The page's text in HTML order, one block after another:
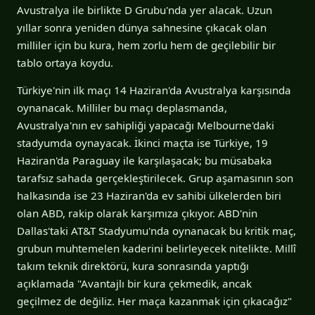
Avustralya ile birlikte D Grubu'nda yer alacak. Uzun
yıllar sonra yeniden dünya sahnesine çıkacak olan
milliler için bu kura, hem zorlu hem de geçilebilir bir
tablo ortaya koydu.
Türkiye'nin ilk maçı 14 Haziran'da Avustralya karşısında
oynanacak. Milliler bu maçı deplasmanda,
Avustralya'nın ev sahipliği yapacağı Melbourne'daki
stadyumda oynayacak. İkinci maçta ise Türkiye, 19
Haziran'da Paraguay ile karşılaşacak; bu müsabaka
tarafsız sahada gerçekleştirilecek. Grup aşamasının son
halkasında ise 23 Haziran'da ev sahibi ülkelerden biri
olan ABD, rakip olarak karşımıza çıkıyor. ABD'nin
Dallas'taki AT&T Stadyumu'nda oynanacak bu kritik maç,
grubun muhtemelen kaderini belirleyecek nitelikte. Millî
takım teknik direktörü, kura sonrasında yaptığı
açıklamada "Avantajlı bir kura çekmedik, ancak
geçilmez de değiliz. Her maça kazanmak için çıkacağız"